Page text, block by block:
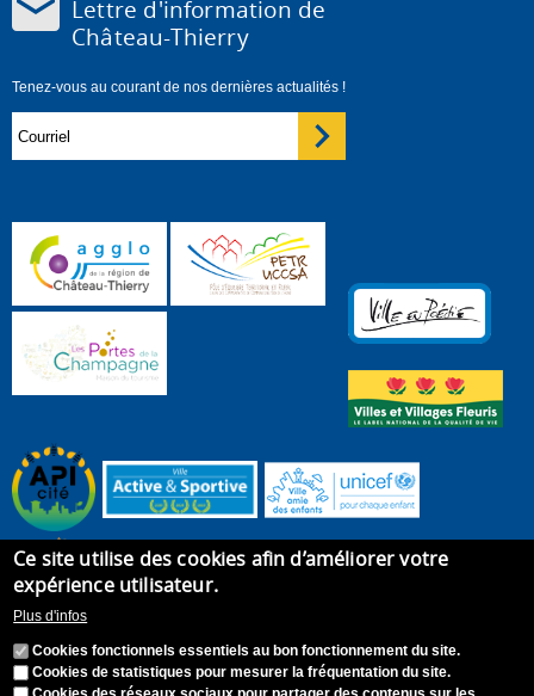
Lettre d'information de
Château-Thierry
Tenez-vous au courant de nos dernières actualités !
Ce site utilise des cookies afin d’améliorer votre
expérience utilisateur.
Plus d'infos
Cookies fonctionnels essentiels au bon fonctionnement du site.
Cookies de statistiques pour mesurer la fréquentation du site.